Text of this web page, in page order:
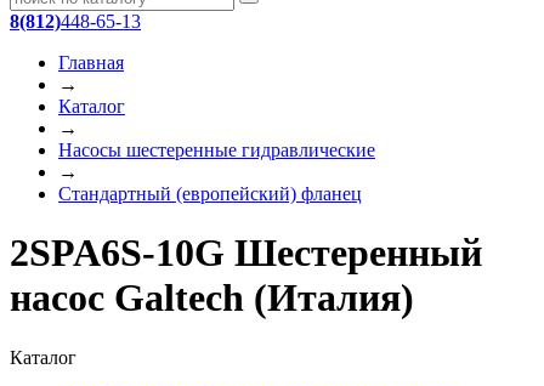
8(812)448-65-13
Главная
→
Каталог
→
Насосы шестеренные гидравлические
→
Стандартный (европейский) фланец
2SPA6S-10G Шестеренный
насос Galtech (Италия)
Каталог